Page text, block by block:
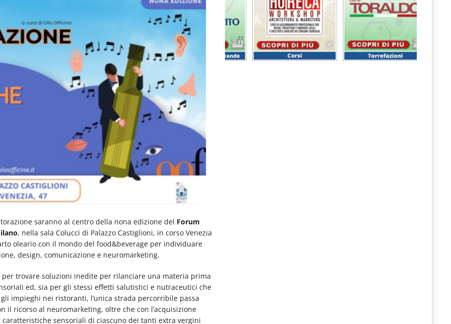
saranno al centro della nona edizione del Forum
, nella sala Colucci di Palazzo Castiglioni, in corso Venezia
oleario con il mondo del food&beverage per individuare
design, comunicazione e neuromarketing.
trovare soluzioni inedite per rilanciare una materia prima
ed, sia per gli stessi effetti salutistici e nutraceutici che
impieghi nei ristoranti, l’unica strada percorribile passa
il ricorso al neuromarketing, oltre che con l’acquisizione
sensoriali di ciascuno dei tanti extra vergini